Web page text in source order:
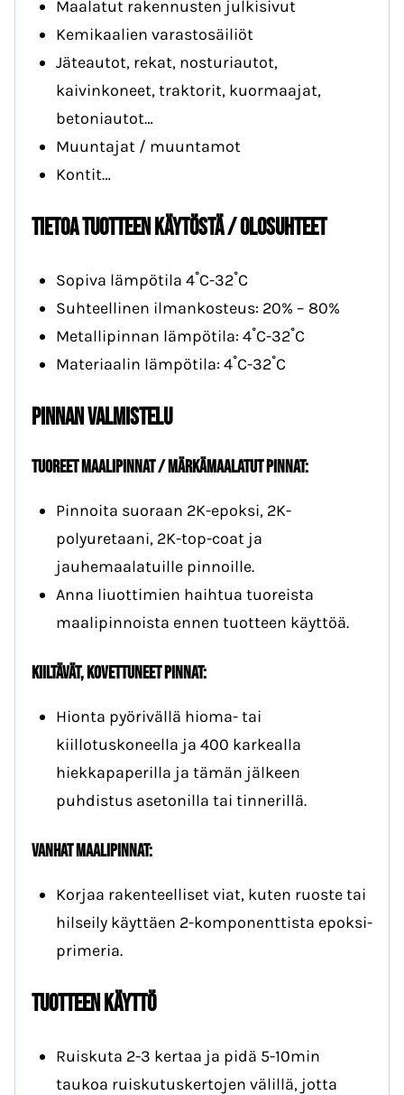
Maalatut rakennusten julkisivut
Kemikaalien varastosäiliöt
Jäteautot, rekat, nosturiautot,
kaivinkoneet, traktorit, kuormaajat,
betoniautot…
Muuntajat / muuntamot
Kontit…
Tietoa tuotteen käytöstä / olosuhteet
Sopiva lämpötila 4˚C-32˚C
Suhteellinen ilmankosteus: 20% – 80%
Metallipinnan lämpötila: 4˚C-32˚C
Materiaalin lämpötila: 4˚C-32˚C
Pinnan valmistelu
Tuoreet maalipinnat / märkämaalatut pinnat:
Pinnoita suoraan 2K-epoksi, 2K-
polyuretaani, 2K-top-coat ja
jauhemaalatuille pinnoille.
Anna liuottimien haihtua tuoreista
maalipinnoista ennen tuotteen käyttöä.
Kiiltävät, kovettuneet pinnat:
Hionta pyörivällä hioma- tai
kiillotuskoneella ja 400 karkealla
hiekkapaperilla ja tämän jälkeen
puhdistus asetonilla tai tinnerillä.
Vanhat maalipinnat:
Korjaa rakenteelliset viat, kuten ruoste tai
hilseily käyttäen 2-komponenttista epoksi-
primeria.
Tuotteen käyttö
Ruiskuta 2-3 kertaa ja pidä 5-10min
taukoa ruiskutuskertojen välillä, jotta